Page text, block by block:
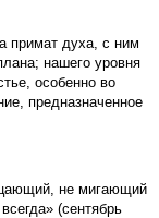
примат духа, с ним
нашего уровня
особенно во
предназначенное
не мигающий
(сентябрь